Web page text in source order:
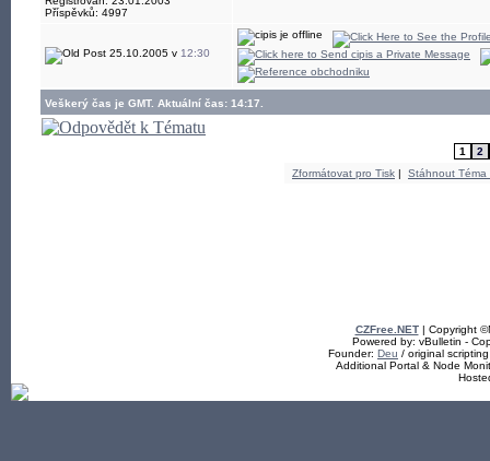
Příspěvků: 4997
25.10.2005 v 12:30
Veškerý čas je GMT. Aktuální čas: 14:17.
1
2
Zformátovat pro Tisk | Stáhnout Téma
CZFree.NET| Copyright
Powered by: vBulletin -
Founder: Deu / original
Additional Portal & Node